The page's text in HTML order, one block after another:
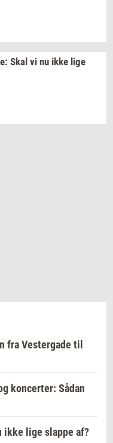
Skal vi nu ikke lige
fra Vestergade til
koncerter: Sådan
ikke lige slappe af?